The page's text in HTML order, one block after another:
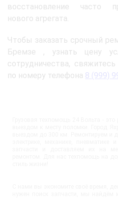
восстановление часто
нового агрегата.
Чтобы заказать срочный
Бремзе , узнать цену
сотрудничества,
по номеру телефона 8 (999)